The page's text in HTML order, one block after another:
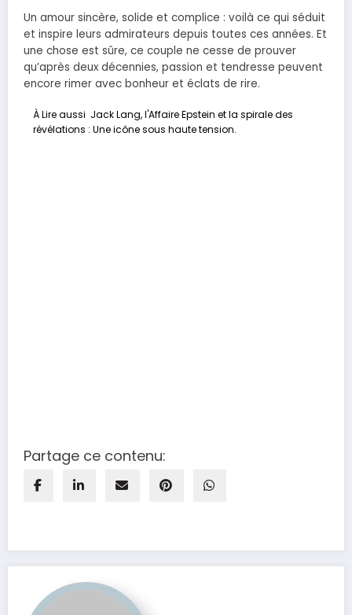
Un amour sincère, solide et complice : voilà ce qui séduit
et inspire leurs admirateurs depuis toutes ces années. Et
une chose est sûre, ce couple ne cesse de prouver
qu’après deux décennies, passion et tendresse peuvent
encore rimer avec bonheur et éclats de rire.
À Lire aussi Jack Lang, l'Affaire Epstein et la spirale des
révélations : Une icône sous haute tension.
Partage ce contenu: